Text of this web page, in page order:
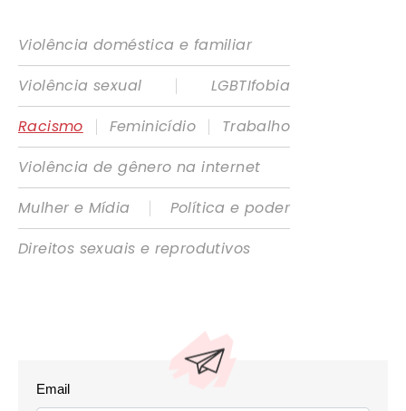
Violência doméstica e familiar
Violência sexual
|
LGBTIfobia
Racismo
| Feminicídio |
Trabalho
Violência de gênero na internet
Mulher e Mídia
|
Política e poder
Direitos sexuais e reprodutivos